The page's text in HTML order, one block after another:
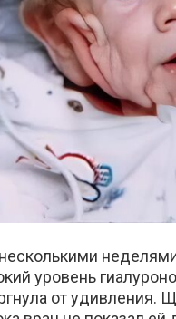
уровень
от удивления.